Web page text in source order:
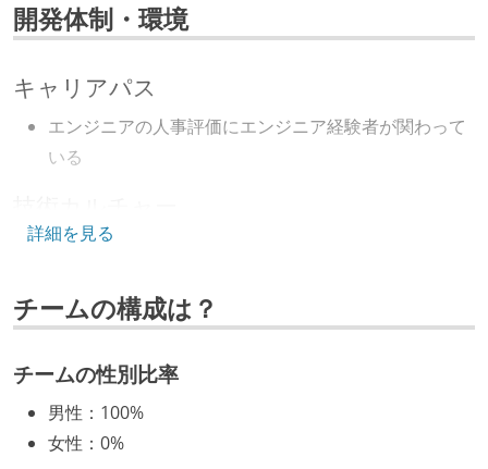
ソースコード管理
プロジェクト管理
github
slack
eslint
prettier storybook
その他、現場で使われている技術
開発体制・環境
キャリアパス
エンジニアの人事評価にエンジニア経験者が関わって
いる
取締役（社内）または執行役員として、エンジニアリ
経営トップがエンジニア出身、または現役のエンジニ
アである
開発メンバーの裁量
OS やエディタ、IDE といった個人の環境は、各自の責
任で好きなものを使うことができる
詳細を見る
チームの構成は？
チームの性別比率
男性 ： 100%
女性 ： 0%